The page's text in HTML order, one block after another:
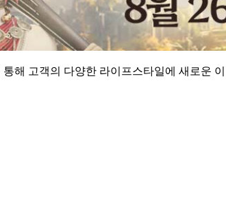
해 고객의 다양한 라이프스타일에 새로운